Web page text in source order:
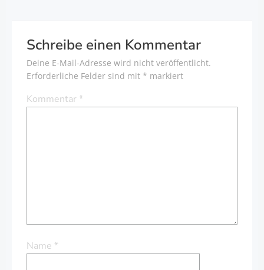
Schreibe einen Kommentar
Deine E-Mail-Adresse wird nicht veröffentlicht.
Erforderliche Felder sind mit * markiert
Kommentar *
Name *